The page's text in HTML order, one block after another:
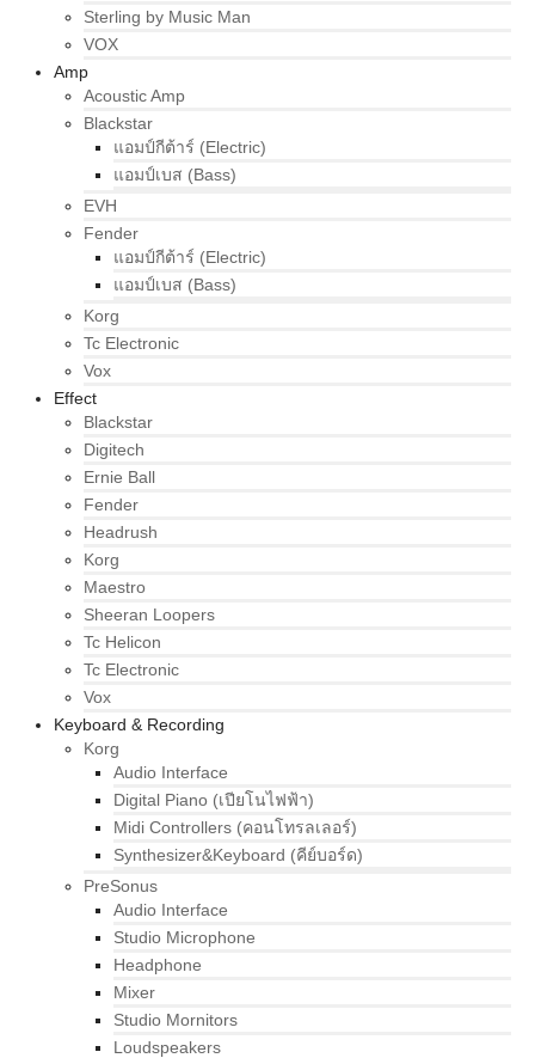
Sterling by Music Man
VOX
Amp
Acoustic Amp
Blackstar
แอมป์กีต้าร์ (Electric)
แอมป์เบส (Bass)
EVH
Fender
แอมป์กีต้าร์ (Electric)
แอมป์เบส (Bass)
Korg
Tc Electronic
Vox
Effect
Blackstar
Digitech
Ernie Ball
Fender
Headrush
Korg
Maestro
Sheeran Loopers
Tc Helicon
Tc Electronic
Vox
Keyboard & Recording
Korg
Audio Interface
Digital Piano (เปียโนไฟฟ้า)
Midi Controllers (คอนโทรลเลอร์)
Synthesizer&Keyboard (คีย์บอร์ด)
PreSonus
Audio Interface
Studio Microphone
Headphone
Mixer
Studio Mornitors
Loudspeakers